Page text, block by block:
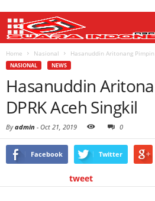
Home Nasional Hasanuddin Aritonang Pimpin
NASIONAL NEWS
Hasanuddin
DPRK Aceh Singkil
Byadmin - Oct 21, 2019 0
Facebook Twitter
tweet